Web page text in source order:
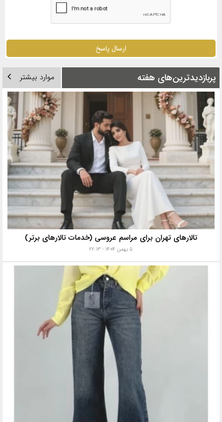
ارسال پاسخ
پربازدیدترین‌های هفته موارد بیشتر
تالارهای تهران برای مراسم عروسی (خدمات تالارهای برتر)
۵ بهمن ۱۴۰۴ - ۲۲:۱۳